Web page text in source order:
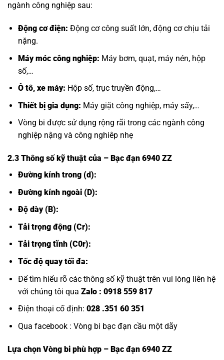
ngành công nghiệp sau:
Động cơ điện: Động cơ công suất lớn, động cơ chịu tải
nặng.
Máy móc công nghiệp: Máy bơm, quạt, máy nén, hộp
số,…
Ô tô, xe máy: Hộp số, trục truyền động,…
Thiết bị gia dụng: Máy giặt công nghiệp, máy sấy,…
Vòng bi được sử dụng rộng rãi trong các ngành công
nghiệp nậng và công nghiêp nhẹ
2.3 Thông số kỹ thuật của – Bạc đạn 6940 ZZ
Đường kính trong (d):
Đường kính ngoài (D):
Độ dày (B):
Tải trọng động (Cr):
Tải trọng tĩnh (C0r):
Tốc độ quay tối đa:
Để tìm hiểu rõ các thông số kỹ thuật trên vui lòng liên hệ
với chúng tôi qua Zalo : 0918 559 817
Điện thoại cố định: 028 .351 60 351
Qua facebook : Vòng bi bạc đạn cầu một dãy
Lựa chọn Vòng bi phù hợp – Bạc đạn 6940 ZZ